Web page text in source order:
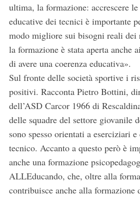
ultima, la formazione: accrescere le
educative dei tecnici è importante
modo migliore sui bisogni reali dei
la formazione è stata aperta anche
di avere una coerenza educativa».
Sul fronte delle società sportive i
positivi. Racconta Pietro Bottini,
dell’ASD Carcor 1966 di
delle squadre del settore giovanile
sono spesso orientati a eserciziari
tecnico. Accanto a questo però è
anche una formazione
ALLEducando, che, oltre alla
contribuisce anche alla formazione
S
a
c
h
: